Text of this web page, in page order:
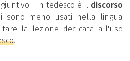
I in tedesco è il discorso
sono meno usati nella lingua
la lezione dedicata all'uso
.